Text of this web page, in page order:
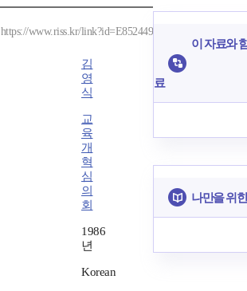
https://www.riss.kr/link?id=E852449
김
영
식
교
육
개
혁
심
의
회
1986
년
Korean
이 자료와
료
나만을 위